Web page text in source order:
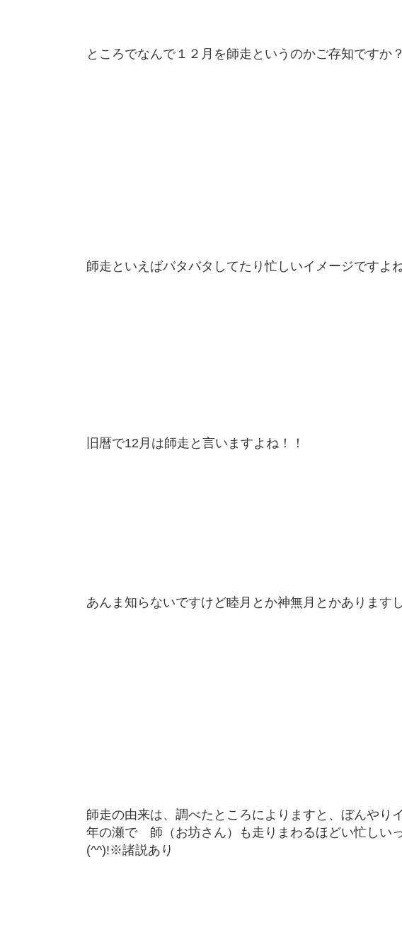
ところでなんで１２月を師走というのかご存知ですか
師走といえばバタバタしてたり忙しいイメージですよ
旧暦で12月は師走と言いますよね！！
あんま知らないですけど睦月とか神無月とかあります
師走の由来は、調べたところによりますと、ぼんやり
年の瀬で 師（お坊さん）も走りまわるほどい忙しい
(^^)!※諸説あり